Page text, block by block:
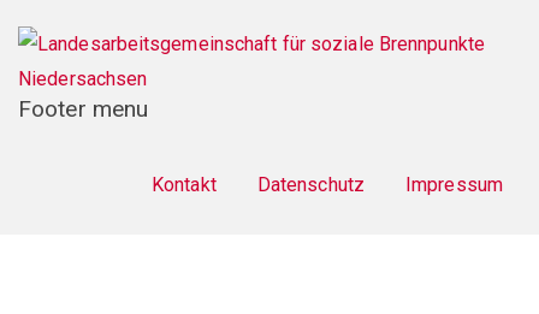
Footer menu
Kontakt Datenschutz Impressum